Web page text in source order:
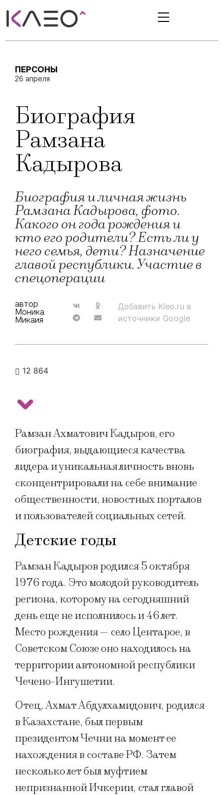
ПЕРСОНЫ
26 апреля
Биография
Рамзана
Кадырова
Биография и личная жизнь
Рамзана Кадырова, фото.
Какого он года рождения и
кто его родители? Есть ли у
него семья, дети? Назначение
главой республики. Участие в
спецоперации
автор
Моника
Микаия
Добавить Kleo.ru в
источники Google
12 864
Рамзан Ахматович Кадыров, его
биография, выдающиеся качества
лидера и уникальная личность вновь
сконцентрировали на себе внимание
общественности, новостных порталов
и пользователей социальных сетей.
Детские годы
Рамзан Кадыров родился 5 октября
1976 года. Это молодой руководитель
региона, которому на сегодняшний
день еще не исполнилось и 46 лет.
Место рождения — село Центарое, в
Советском Союзе оно находилось на
территории автономной республики
Чечено-Ингушетии.
Отец, Ахмат Абдулхамидович, родился
в Казахстане, был первым
президентом Чечни на момент ее
нахождения в составе РФ. Затем
несколько лет был муфтием
непризнанной Ичкерии, стал главой